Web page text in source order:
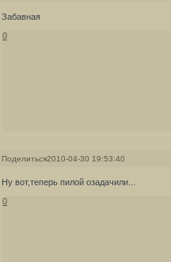
Забавная
0
Поделиться2010-04-30 19:53:40
Ну вот,теперь пилой озадачили...
0